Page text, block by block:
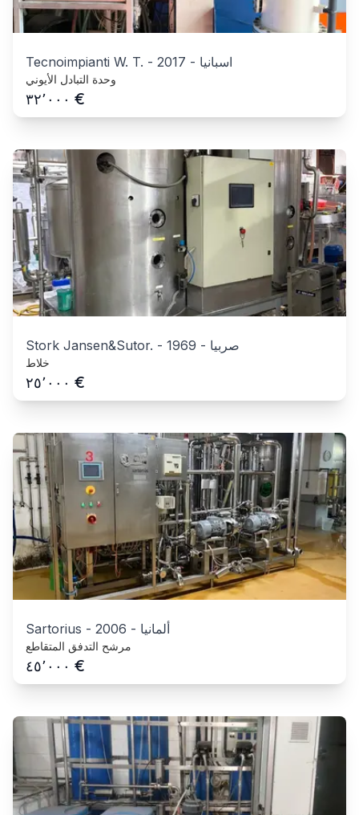
Tecnoimpianti W. T. - 2017 - اسبانيا
وحدة التبادل الأيوني
٣٢٬٠٠٠ €
Stork Jansen&Sutor. - 1969 - صربيا
خلاط
٢٥٬٠٠٠ €
Sartorius - 2006 - ألمانيا
مرشح التدفق المتقاطع
٤٥٬٠٠٠ €